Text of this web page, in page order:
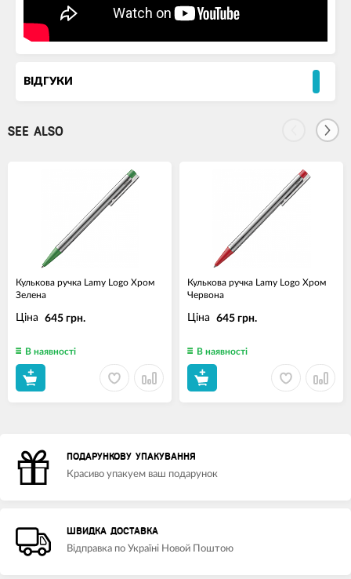
ВІДГУКИ
SEE ALSO
Кулькова ручка Lamy Logo Хром
Зелена
Ціна 645 грн.
В наявності
Кулькова ручка Lamy Logo Хром
Червона
Ціна 645 грн.
В наявності
ПОДАРУНКОВУ УПАКУВАННЯ
Красиво упакуем ваш подарунок
ШВИДКА ДОСТАВКА
Відправка по Україні Новой Поштою